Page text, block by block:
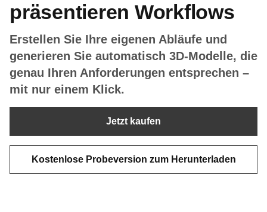
präsentieren Workflows
Erstellen Sie Ihre eigenen Abläufe und
generieren Sie automatisch 3D-Modelle, die
genau Ihren Anforderungen entsprechen –
mit nur einem Klick.
Jetzt kaufen
Kostenlose Probeversion zum Herunterladen